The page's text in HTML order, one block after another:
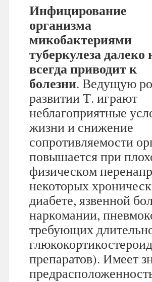
Инфицирование
организма
микобактериями
туберкулеза далеко
всегда приводит к
болезни. Ведущую
развитии Т. играют
неблагоприятные
жизни и снижение
сопротивляемости
повышается при
физическом
некоторых
диабете, язвенной
наркомании,
требующих
препаратов). Имеет